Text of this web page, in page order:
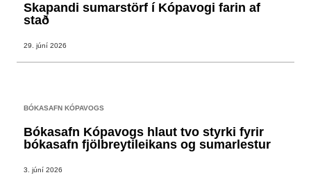
Skapandi sumarstörf í Kópavogi farin af
stað
29. júní 2026
BÓKASAFN KÓPAVOGS
Bókasafn Kópavogs hlaut tvo styrki fyrir
bókasafn fjölbreytileikans og sumarlestur
3. júní 2026